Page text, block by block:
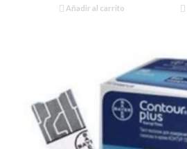
era:
Añadir al carrito